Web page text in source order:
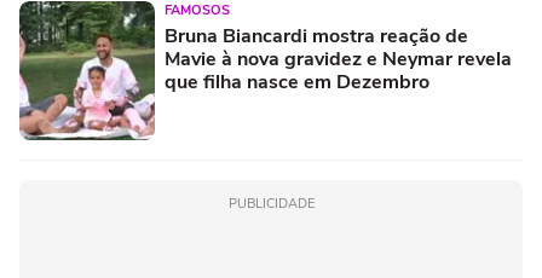
FAMOSOS
Bruna Biancardi mostra reação de
Mavie à nova gravidez e Neymar revela
que filha nasce em Dezembro
PUBLICIDADE